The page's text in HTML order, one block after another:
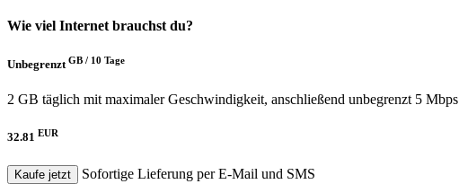
Wie viel Internet brauchst du?
UnbegrenztGB / 10 Tage
2 GB täglich mit maximaler Geschwindigkeit, anschließend unbegrenzt 5 Mbps
32.81 EUR
Kaufe jetzt
Sofortige Lieferung per E-Mail und SMS